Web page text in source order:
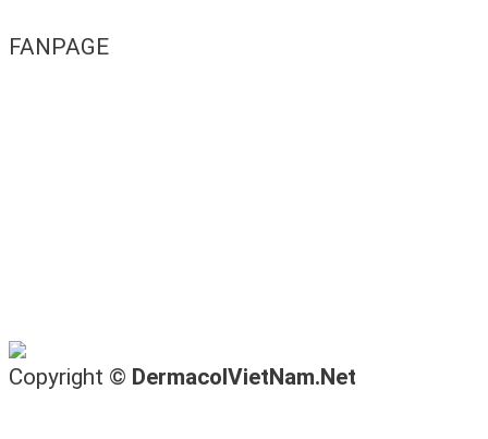
FANPAGE
Copyright © DermacolVietNam.Net